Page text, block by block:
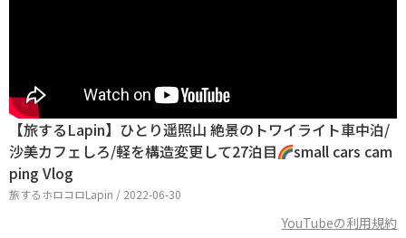
【旅するLapin】ひとり遥照山 絶景のトワイライト車中泊/
沙美カフェしろ/軽を構造変更して27泊目
small cars cam
ping Vlog
旅するホロコロLapin / 2022-06-30
YouTubeの利用規約